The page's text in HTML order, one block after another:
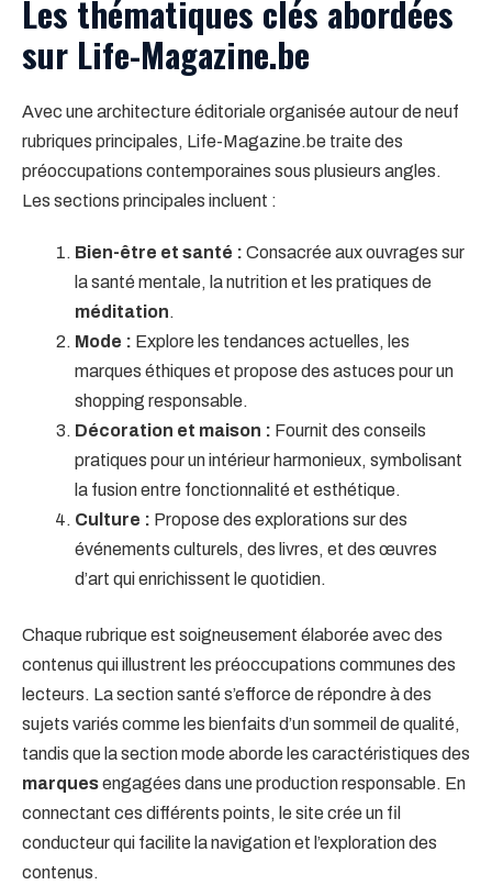
Les thématiques clés abordées
sur Life-Magazine.be
Avec une architecture éditoriale organisée autour de neuf
rubriques principales, Life-Magazine.be traite des
préoccupations contemporaines sous plusieurs angles.
Les sections principales incluent :
Bien-être et santé : Consacrée aux ouvrages sur
la santé mentale, la nutrition et les pratiques de
méditation.
Mode : Explore les tendances actuelles, les
marques éthiques et propose des astuces pour un
shopping responsable.
Décoration et maison : Fournit des conseils
pratiques pour un intérieur harmonieux, symbolisant
la fusion entre fonctionnalité et esthétique.
Culture : Propose des explorations sur des
événements culturels, des livres, et des œuvres
d’art qui enrichissent le quotidien.
Chaque rubrique est soigneusement élaborée avec des
contenus qui illustrent les préoccupations communes des
lecteurs. La section santé s’efforce de répondre à des
sujets variés comme les bienfaits d’un sommeil de qualité,
tandis que la section mode aborde les caractéristiques des
marquesengagées dans une production responsable. En
connectant ces différents points, le site crée un fil
conducteur qui facilite la navigation et l’exploration des
contenus.